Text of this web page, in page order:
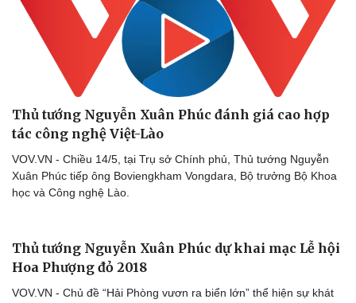
Thể thao
Bóng đá
Thế giới thể thao
eSports
Hậu trường
Ô tô - Xe máy
Tư vấn
Thủ tướng Nguyễn Xuân Phúc đánh giá cao hợp
tác công nghệ Việt-Lào
VOV.VN - Chiều 14/5, tại Trụ sở Chính phủ, Thủ tướng Nguyễn
Xuân Phúc tiếp ông Boviengkham Vongdara, Bộ trưởng Bộ Khoa
học và Công nghệ Lào.